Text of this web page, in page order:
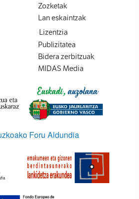
Zozketak
Lan eskaintzak
Lizentzia
Publizitatea
Bidera zerbitzuak
MIDAS Media